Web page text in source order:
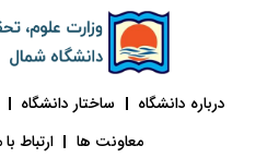
درباره دانشگاه ساختار دانشگاه
معاونت ها
ارتباط با